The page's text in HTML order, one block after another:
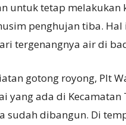
untuk tetap
penghujan tiba.
tergenangnya air di
gotong royong, Plt
yang ada di
sudah dibangun. Di